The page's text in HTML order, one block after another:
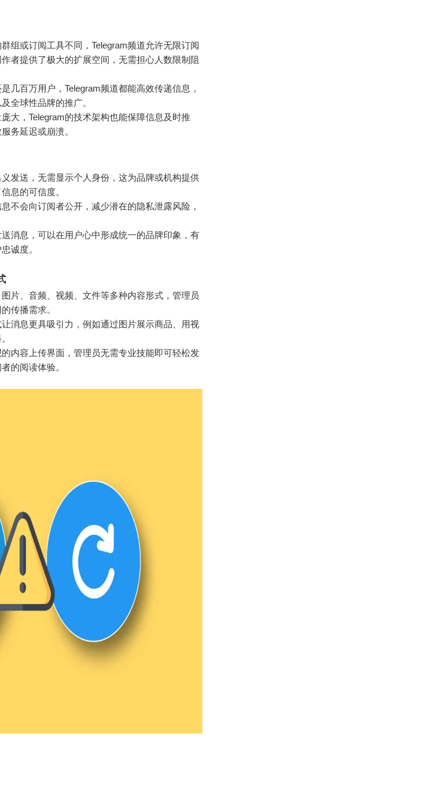
群组或订阅工具不同，Telegram频道允许无限订阅
者提供了极大的扩展空间，无需担心人数限制阻
几百万用户，Telegram频道都能高效传递信息，
全球性品牌的推广。
庞大，Telegram的技术架构也能保障信息及时推
务延迟或崩溃。
义发送，无需显示个人身份，这为品牌或机构提供
息的可信度。
息不会向订阅者公开，减少潜在的隐私泄露风险，
送消息，可以在用户心中形成统一的品牌印象，有
诚度。
图片、音频、视频、文件等多种内容形式，管理员
传播需求。
让消息更具吸引力，例如通过图片展示商品、用视
内容上传界面，管理员无需专业技能即可轻松发
的阅读体验。